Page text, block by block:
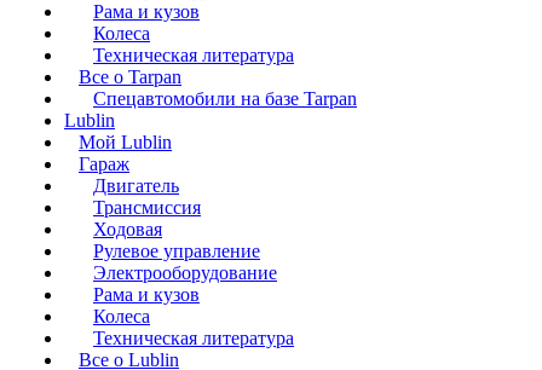
Рама и кузов
Колеса
Техническая литература
Все о Tarpan
Спецавтомобили на базе Tarpan
Lublin
Мой Lublin
Гараж
Двигатель
Трансмиссия
Ходовая
Рулевое управление
Электрооборудование
Рама и кузов
Колеса
Техническая литература
Все о Lublin